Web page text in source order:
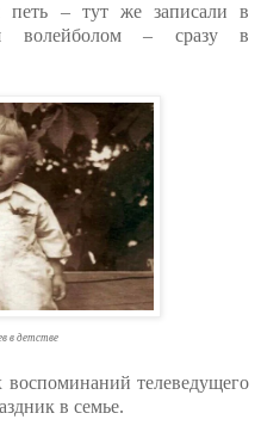
петь – тут же записали в
волейболом – сразу в
в детстве
телеведущего
в семье.